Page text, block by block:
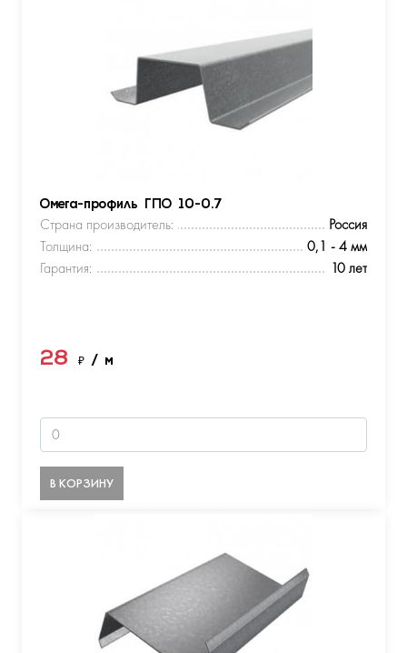
Омега-профиль ГПО 10-0.7
Страна производитель:
Россия
Толщина:
0,1 - 4 мм
Гарантия:
10 лет
28 ₽ / м
В КОРЗИНУ